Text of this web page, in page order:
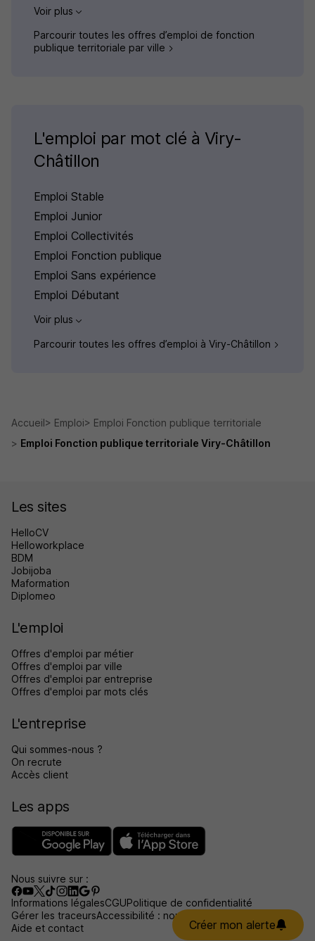
Créer mon alerte
Voir plus
Parcourir toutes les offres d’emploi de fonction
publique territoriale par ville
L'emploi par mot clé à Viry-
Châtillon
Emploi Stable
Emploi Junior
Emploi Collectivités
Emploi Fonction publique
Emploi Sans expérience
Emploi Débutant
Voir plus
Parcourir toutes les offres d’emploi à Viry-Châtillon
Accueil Emploi
Emploi Fonction publique territoriale
Emploi Fonction publique territoriale Viry-Châtillon
Les sites
HelloCV
Helloworkplace
BDM
Jobijoba
Maformation
Diplomeo
L'emploi
Offres d'emploi par métier
Offres d'emploi par ville
Offres d'emploi par entreprise
Offres d'emploi par mots clés
L'entreprise
Qui sommes-nous ?
On recrute
Accès client
Les apps
Nous suivre sur :
Informations légalesCGUPolitique de confidentialité
Gérer les traceursAccessibilité : non conforme
Aide et contact